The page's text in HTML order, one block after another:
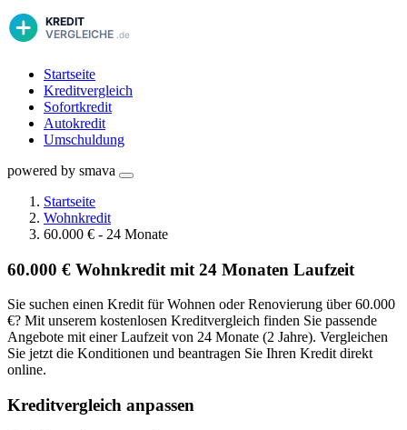
Startseite
Kreditvergleich
Sofortkredit
Autokredit
Umschuldung
powered by smava
Startseite
Wohnkredit
60.000 € - 24 Monate
60.000 € Wohnkredit mit 24 Monaten Laufzeit
Sie suchen einen Kredit für Wohnen oder Renovierung über 60.000
€? Mit unserem kostenlosen Kreditvergleich finden Sie passende
Angebote mit einer Laufzeit von 24 Monate (2 Jahre). Vergleichen
Sie jetzt die Konditionen und beantragen Sie Ihren Kredit direkt
online.
Kreditvergleich anpassen